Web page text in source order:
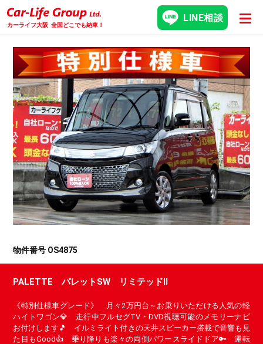
カーライフ大阪 全国どこでも納車！
LINE相談
物件番号 OS4875
PALETTE パレットSW リミテッドⅡ
《特別仕様車グレード》 月々2万円台～お乗りいただける人気の軽
ハイトワゴン💎 走行中フルセグTV・DVD視聴可能のメモリーナビ
お付けします🎵 イルミライト付きの天井スピーカー搭載で音響も見
た目もGood👍 乗り降りも楽々の両側パワースライドドア🔑 運転